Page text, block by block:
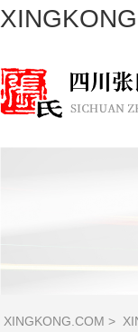
XINGKONG.COM >